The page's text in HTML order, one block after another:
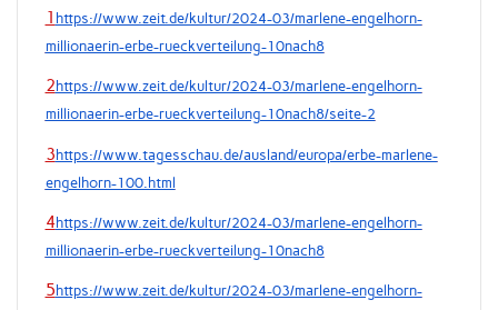
1 https://www.zeit.de/kultur/2024-03/marlene-engelhorn-
millionaerin-erbe-rueckverteilung-10nach8
2 https://www.zeit.de/kultur/2024-03/marlene-engelhorn-
millionaerin-erbe-rueckverteilung-10nach8/seite-2
3https://www.tagesschau.de/ausland/europa/erbe-marlene-
engelhorn-100.html
4https://www.zeit.de/kultur/2024-03/marlene-engelhorn-
millionaerin-erbe-rueckverteilung-10nach8
5 https://www.zeit.de/kultur/2024-03/marlene-engelhorn-